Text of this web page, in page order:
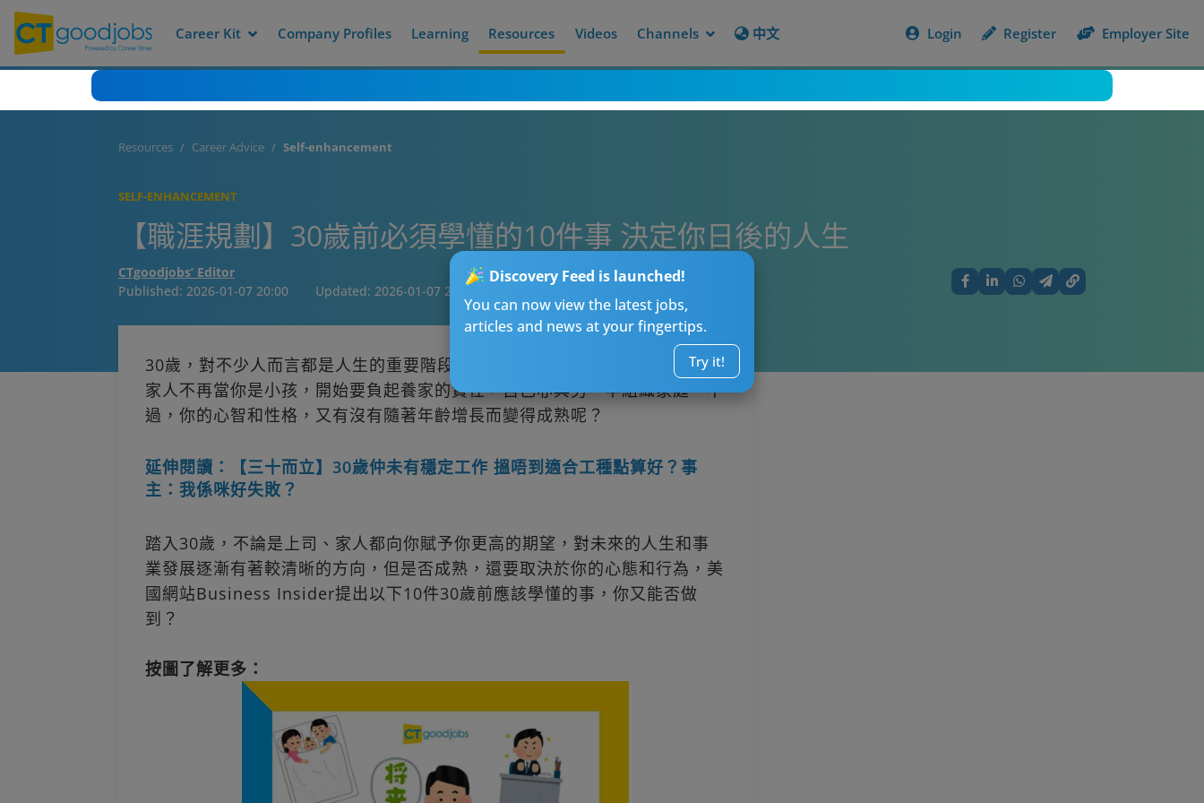
Career Kit Company Profiles Learning Resources Videos Channels 中文 Login Register Employer Site
Discovery Feed is launched!
You can now view the latest jobs,
articles and news at your fingertips.
Try it!
Resources Career Advice Self-enhancement
SELF-ENHANCEMENT
【職涯規劃】30歲前必須學懂的10件事 決定你日後的人生
CTgoodjobs’ Editor
Published: 2026-01-07 20:00 Updated: 2026-01-07 20:00
30歲，對不少人而言都是人生的重要階段，初入職場數年開始有點小成就，
家人不再當你是小孩，開始要負起養家的責任，自己亦與另一半組織家庭。不
過，你的心智和性格，又有沒有隨著年齡增長而變得成熟呢？
延伸閱讀：【三十而立】30歲仲未有穩定工作 搵唔到適合工種點算好？事
主：我係咪好失敗？
踏入30歲，不論是上司、家人都向你賦予你更高的期望，對未來的人生和事
業發展逐漸有著較清晰的方向，但是否成熟，還要取決於你的心態和行為，美
國網站Business Insider提出以下10件30歲前應該學懂的事，你又能否做
到？
按圖了解更多：